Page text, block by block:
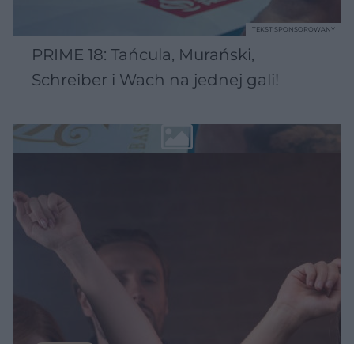
PRIME 18: Tańcula, Murański,
Schreiber i Wach na jednej gali!
TEKST SPONSOROWANY